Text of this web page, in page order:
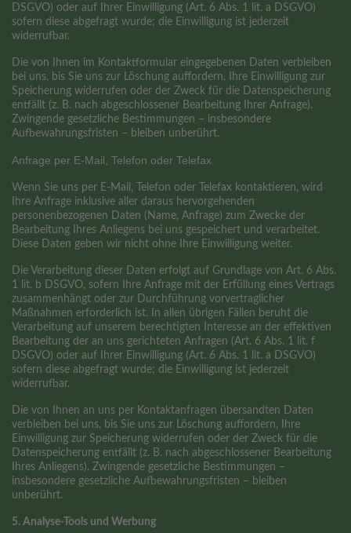
DSGVO) oder auf Ihrer Einwilligung (Art. 6 Abs. 1 lit. a DSGVO)
sofern diese abgefragt wurde; die Einwilligung ist jederzeit
widerrufbar.
Die von Ihnen im Kontaktformular eingegebenen Daten verbleiben
bei uns, bis Sie uns zur Löschung auffordern, Ihre Einwilligung zur
Speicherung widerrufen oder der Zweck für die Datenspeicherung
entfällt (z. B. nach abgeschlossener Bearbeitung Ihrer Anfrage).
Zwingende gesetzliche Bestimmungen – insbesondere
Aufbewahrungsfristen – bleiben unberührt.
Anfrage per E-Mail, Telefon oder Telefax
Wenn Sie uns per E-Mail, Telefon oder Telefax kontaktieren, wird
Ihre Anfrage inklusive aller daraus hervorgehenden
personenbezogenen Daten (Name, Anfrage) zum Zwecke der
Bearbeitung Ihres Anliegens bei uns gespeichert und verarbeitet.
Diese Daten geben wir nicht ohne Ihre Einwilligung weiter.
Die Verarbeitung dieser Daten erfolgt auf Grundlage von Art. 6 Abs.
1 lit. b DSGVO, sofern Ihre Anfrage mit der Erfüllung eines Vertrags
zusammenhängt oder zur Durchführung vorvertraglicher
Maßnahmen erforderlich ist. In allen übrigen Fällen beruht die
Verarbeitung auf unserem berechtigten Interesse an der effektiven
Bearbeitung der an uns gerichteten Anfragen (Art. 6 Abs. 1 lit. f
DSGVO) oder auf Ihrer Einwilligung (Art. 6 Abs. 1 lit. a DSGVO)
sofern diese abgefragt wurde; die Einwilligung ist jederzeit
widerrufbar.
Die von Ihnen an uns per Kontaktanfragen übersandten Daten
verbleiben bei uns, bis Sie uns zur Löschung auffordern, Ihre
Einwilligung zur Speicherung widerrufen oder der Zweck für die
Datenspeicherung entfällt (z. B. nach abgeschlossener Bearbeitung
Ihres Anliegens). Zwingende gesetzliche Bestimmungen –
insbesondere gesetzliche Aufbewahrungsfristen – bleiben
unberührt.
5. Analyse-Tools und Werbung